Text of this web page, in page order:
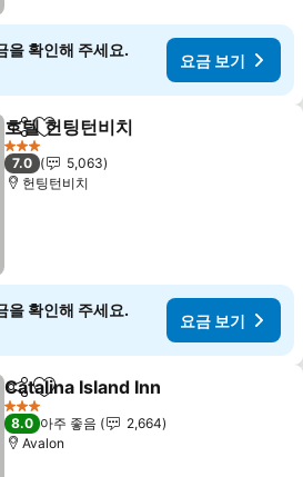
을 확인해 주세요.
요금 보기
공유 즐겨찾기에 추가
호텔 헌팅턴비치
3 성급
7.0
5,063
헌팅턴비치
을 확인해 주세요.
요금 보기
공유 즐겨찾기에 추가
Catalina Island Inn
3 성급
8.0 아주 좋음
2,664
Avalon